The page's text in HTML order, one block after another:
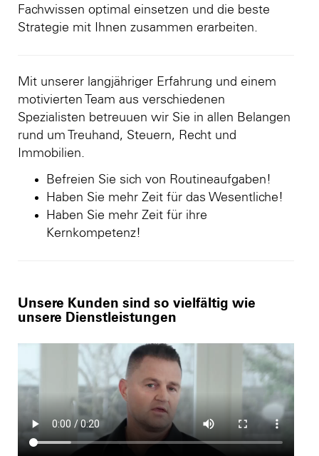
Fachwissen optimal einsetzen und die beste
Strategie mit Ihnen zusammen erarbeiten.
Mit unserer langjähriger Erfahrung und einem
motivierten Team aus verschiedenen
Spezialisten betreuuen wir Sie in allen Belangen
rund um Treuhand, Steuern, Recht und
Immobilien.
Befreien Sie sich von Routineaufgaben!
Haben Sie mehr Zeit für das Wesentliche!
Haben Sie mehr Zeit für ihre
Kernkompetenz!
Unsere Kunden sind so vielfältig wie
unsere Dienstleistungen